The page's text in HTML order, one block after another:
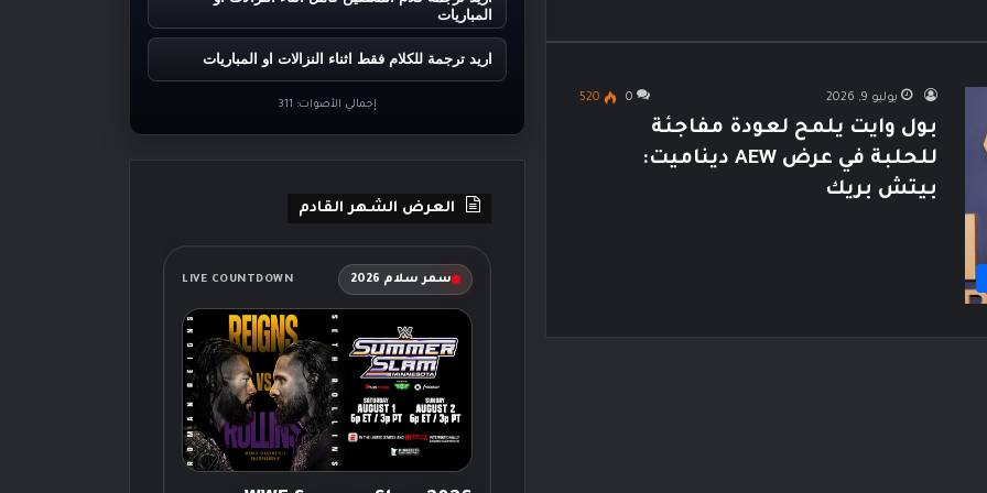
يوليو 9, 2026 0
520
بول وايت يلمح لعودة مفاجئة
للحلبة في عرض AEW ديناميت:
بيتش بريك
المباريات
اريد ترجمة للكلام فقط اثناء النزالات او المباريات
إجمالي الأصوات: 311
العرض الشهر القادم
سمر سلام 2026 LIVE COUNTDOWN